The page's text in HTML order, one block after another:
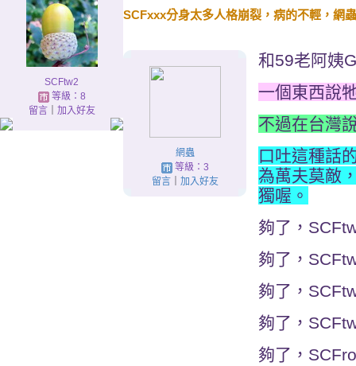
SCFtw2
等級：8
留言｜ 加入好友
SCFxxx分身太多人格崩裂，病的不輕，網
網蟲
等級：3
留言｜ 加入好友
和59老阿姨
一個東西說
不過在台灣
口吐這種話
為萬夫莫敵
獨喔。
夠了，
夠了，
夠了，
夠了，
夠了，